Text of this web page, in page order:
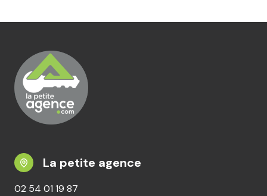
La petite agence
02 54 01 19 87